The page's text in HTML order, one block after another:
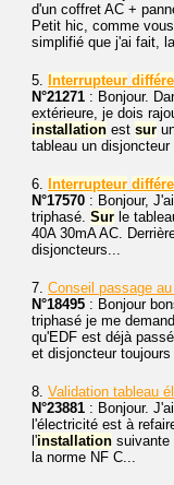
d'un coffret AC +
Petit hic, comme
simplifié que j'ai fait,
5. Interrupteur
N°21271 : Bonjour.
extérieure, je dois
installation est sur
tableau un disjoncteur
6. Interrupteur
N°17570 : Bonjour,
triphasé. Sur le
40A 30mA AC.
disjoncteurs...
7. Conseil passage
N°18495 : Bonjour
triphasé je me
qu'EDF est déjà
et disjoncteur toujours
8. Validation tableau
N°23881 : Bonjour.
l'électricité est à
l'installation suivante
la norme NF C...